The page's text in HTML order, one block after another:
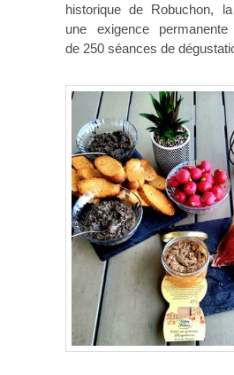
historique de Robuchon,
une exigence
de 250 séances de